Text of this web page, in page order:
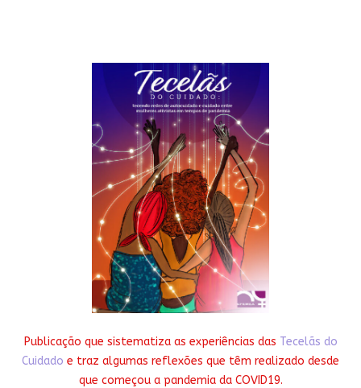
Publicação que sistematiza as experiências das Tecelãs do
Cuidado e traz algumas reflexões que têm realizado desde
que começou a pandemia da COVID19.